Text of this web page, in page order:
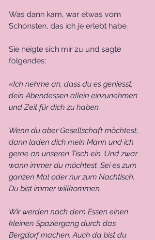
Was dann kam, war etwas vom
Schönsten, das ich je erlebt habe.
Sie neigte sich mir zu und sagte
folgendes:
«Ich nehme an, dass du es geniesst,
dein Abendessen allein einzunehmen
und Zeit für dich zu haben.
Wenn du aber Gesellschaft möchtest,
dann laden dich mein Mann und ich
gerne an unseren Tisch ein. Und zwar
wann immer du möchtest. Sei es zum
ganzen Mal oder nur zum Nachtisch.
Du bist immer willkommen.
Wir werden nach dem Essen einen
kleinen Spaziergang durch das
Bergdorf machen. Auch da bist du